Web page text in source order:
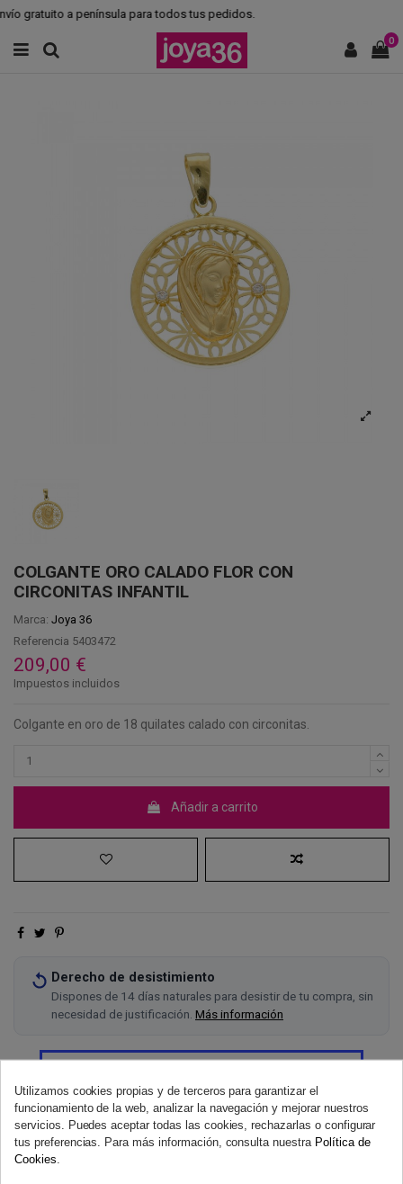
gratuito a península para todos tus pedidos.
0
COLGANTE ORO CALADO FLOR CON
CIRCONITAS INFANTIL
Marca: Joya 36
Referencia 5403472
209,00 €
Impuestos incluidos
Colgante en oro de 18 quilates calado con circonitas.
Añadir a carrito
Derecho de desistimiento
Dispones de 14 días naturales para desistir de tu compra, sin
necesidad de justificación. Más información
Utilizamos cookies propias y de terceros para garantizar el
funcionamiento de la web, analizar la navegación y mejorar nuestros
servicios. Puedes aceptar todas las cookies, rechazarlas o configurar
tus preferencias. Para más información, consulta nuestra Política de
Cookies